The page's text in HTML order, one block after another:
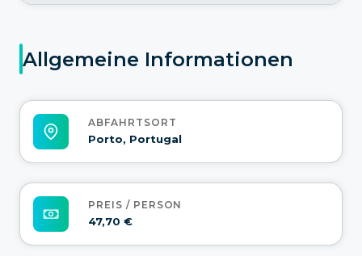
Allgemeine Informationen
ABFAHRTSORT
Porto, Portugal
PREIS / PERSON
47,70 €